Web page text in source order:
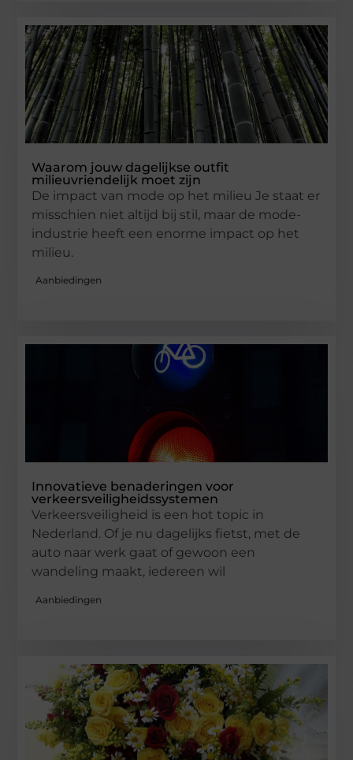
Waarom jouw dagelijkse outfit
milieuvriendelijk moet zijn
De impact van mode op het milieu Je staat er
misschien niet altijd bij stil, maar de mode-
industrie heeft een enorme impact op het
milieu.
Aanbiedingen
Innovatieve benaderingen voor
verkeersveiligheidssystemen
Verkeersveiligheid is een hot topic in
Nederland. Of je nu dagelijks fietst, met de
auto naar werk gaat of gewoon een
wandeling maakt, iedereen wil
Aanbiedingen